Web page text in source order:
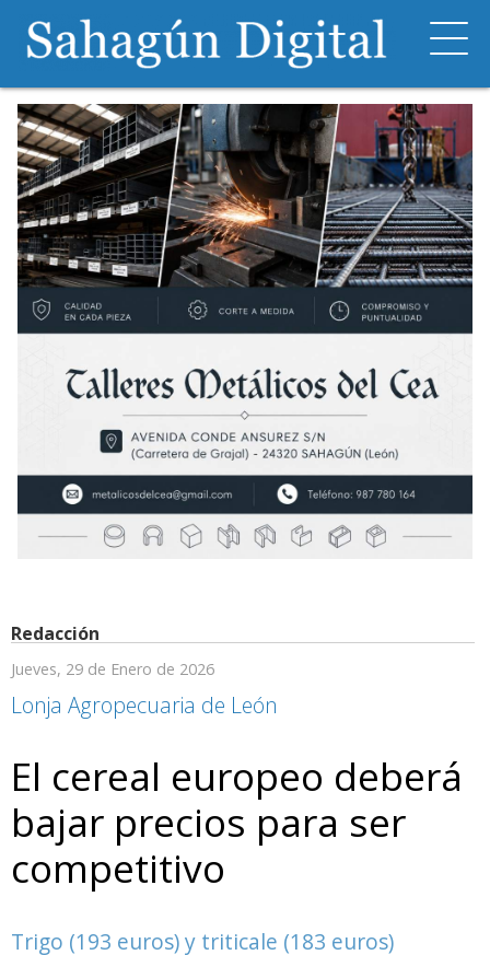
Redacción
Jueves, 29 de Enero de 2026
Lonja Agropecuaria de León
El cereal europeo deberá
bajar precios para ser
competitivo
Trigo (193 euros) y triticale (183 euros)